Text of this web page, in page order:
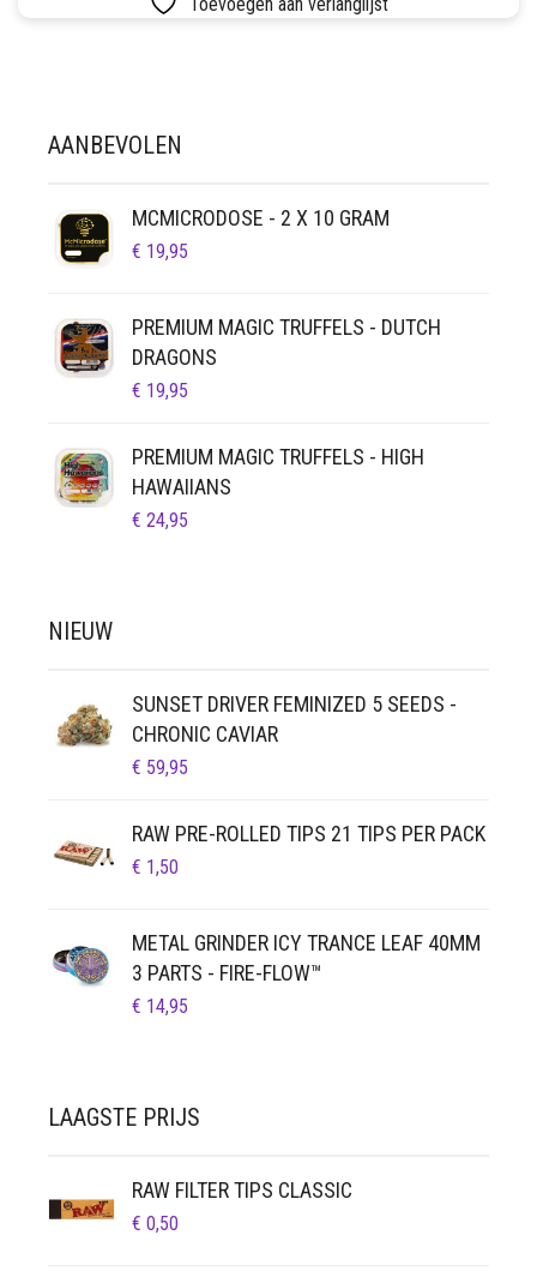
LUCHTDICHT
VETVRIJ PAPIER
FILTERS
AANBEVOLEN
MCMICRODOSE - 2 X 10 GRAM
€ 19,95
PREMIUM MAGIC TRUFFELS - DUTCH
DRAGONS
€ 19,95
PREMIUM MAGIC TRUFFELS - HIGH
HAWAIIANS
€ 24,95
NIEUW
SUNSET DRIVER FEMINIZED 5 SEEDS -
CHRONIC CAVIAR
€ 59,95
RAW PRE-ROLLED TIPS 21 TIPS PER PACK
€ 1,50
METAL GRINDER ICY TRANCE LEAF 40MM
3 PARTS - FIRE-FLOW™
€ 14,95
LAAGSTE PRIJS
RAW FILTER TIPS CLASSIC
€ 0,50